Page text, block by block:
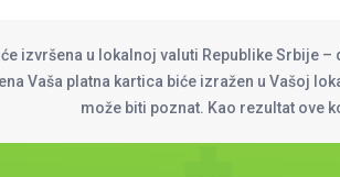
izvršena u lokalnoj valuti Republike Srbije
Vaša platna kartica biće izražen u Vašoj
može biti poznat. Kao rezultat ove